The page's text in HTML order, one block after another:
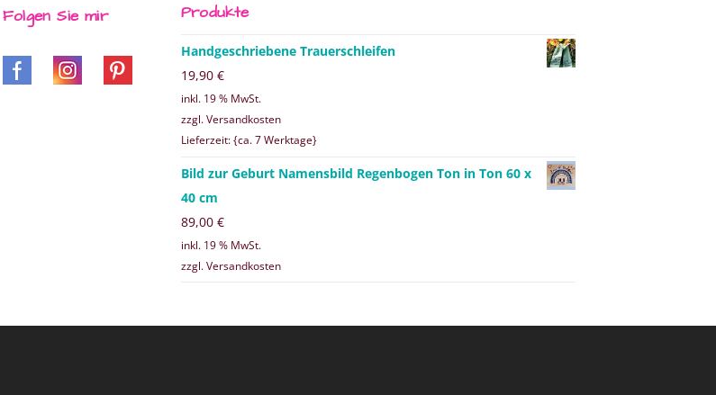
Folgen Sie mir Produkte
Handgeschriebene Trauerschleifen
19,90 €
inkl. 19 % MwSt.
zzgl. Versandkosten
Lieferzeit: {ca. 7 Werktage}
Bild zur Geburt Namensbild Regenbogen Ton in Ton 60 x
40 cm
89,00 €
inkl. 19 % MwSt.
zzgl. Versandkosten